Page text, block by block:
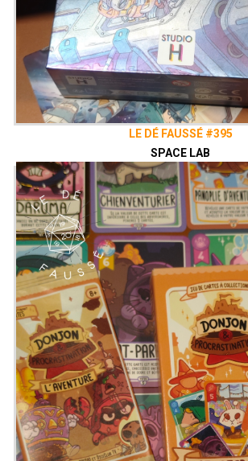
LE DÉ FAUSSÉ #395
SPACE LAB